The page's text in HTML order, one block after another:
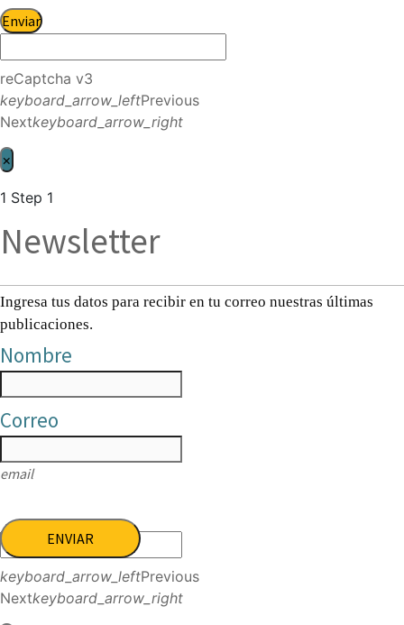
Enviar
reCaptcha v3
keyboard_arrow_leftPrevious
Nextkeyboard_arrow_right
×
1 Step 1
Newsletter
Ingresa tus datos para recibir en tu correo nuestras últimas
publicaciones.
Nombre
Correo
email
ENVIAR
keyboard_arrow_leftPrevious
Nextkeyboard_arrow_right